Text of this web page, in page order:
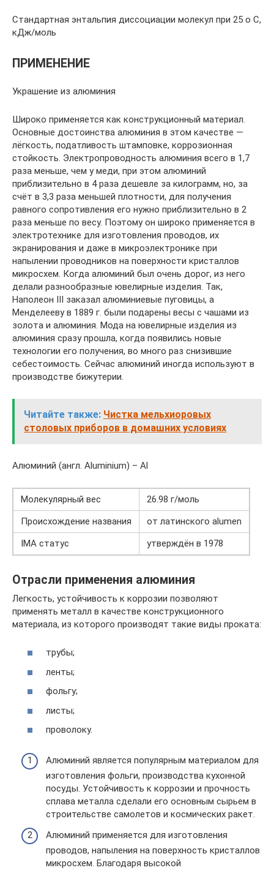
Стандартная энтальпия диссоциации молекул при 25 o С,
кДж/моль
ПРИМЕНЕНИЕ
Украшение из алюминия
Широко применяется как конструкционный материал.
Основные достоинства алюминия в этом качестве —
лёгкость, податливость штамповке, коррозионная
стойкость. Электропроводность алюминия всего в 1,7
раза меньше, чем у меди, при этом алюминий
приблизительно в 4 раза дешевле за килограмм, но, за
счёт в 3,3 раза меньшей плотности, для получения
равного сопротивления его нужно приблизительно в 2
раза меньше по весу. Поэтому он широко применяется в
электротехнике для изготовления проводов, их
экранирования и даже в микроэлектронике при
напылении проводников на поверхности кристаллов
микросхем. Когда алюминий был очень дорог, из него
делали разнообразные ювелирные изделия. Так,
Наполеон III заказал алюминиевые пуговицы, а
Менделееву в 1889 г. были подарены весы с чашами из
золота и алюминия. Мода на ювелирные изделия из
алюминия сразу прошла, когда появились новые
технологии его получения, во много раз снизившие
себестоимость. Сейчас алюминий иногда используют в
производстве бижутерии.
Читайте также: Чистка мельхиоровых
столовых приборов в домашних условиях
Алюминий (англ. Aluminium) – Al
Молекулярный вес
26.98 г/моль
Происхождение названия
от латинского alumen
IMA статус
утверждён в 1978
Отрасли применения алюминия
Легкость, устойчивость к коррозии позволяют
применять металл в качестве конструкционного
материала, из которого производят такие виды проката:
трубы;
ленты;
фольгу;
листы;
проволоку.
Алюминий является популярным материалом для
изготовления фольги, производства кухонной
посуды. Устойчивость к коррозии и прочность
сплава металла сделали его основным сырьем в
строительстве самолетов и космических ракет.
Алюминий применяется для изготовления
проводов, напыления на поверхность кристаллов
микросхем. Благодаря высокой